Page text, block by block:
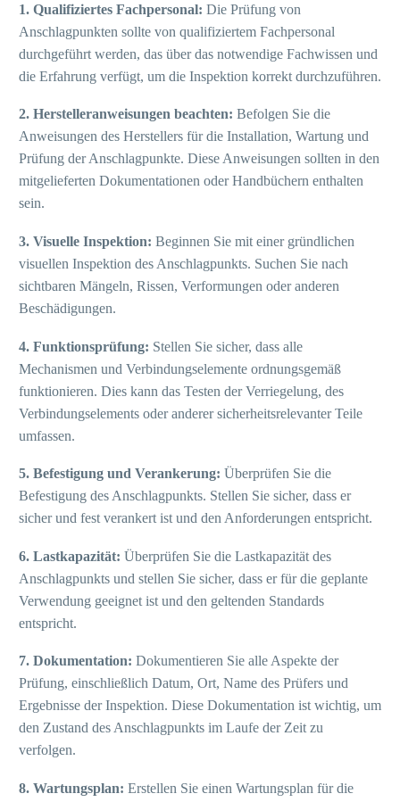
1. Qualifiziertes Fachpersonal: Die Prüfung von
Anschlagpunkten sollte von qualifiziertem Fachpersonal
durchgeführt werden, das über das notwendige Fachwissen und
die Erfahrung verfügt, um die Inspektion korrekt durchzuführen.
2. Herstelleranweisungen beachten: Befolgen Sie die
Anweisungen des Herstellers für die Installation, Wartung und
Prüfung der Anschlagpunkte. Diese Anweisungen sollten in den
mitgelieferten Dokumentationen oder Handbüchern enthalten
sein.
3. Visuelle Inspektion: Beginnen Sie mit einer gründlichen
visuellen Inspektion des Anschlagpunkts. Suchen Sie nach
sichtbaren Mängeln, Rissen, Verformungen oder anderen
Beschädigungen.
4. Funktionsprüfung: Stellen Sie sicher, dass alle
Mechanismen und Verbindungselemente ordnungsgemäß
funktionieren. Dies kann das Testen der Verriegelung, des
Verbindungselements oder anderer sicherheitsrelevanter Teile
umfassen.
5. Befestigung und Verankerung: Überprüfen Sie die
Befestigung des Anschlagpunkts. Stellen Sie sicher, dass er
sicher und fest verankert ist und den Anforderungen entspricht.
6. Lastkapazität: Überprüfen Sie die Lastkapazität des
Anschlagpunkts und stellen Sie sicher, dass er für die geplante
Verwendung geeignet ist und den geltenden Standards
entspricht.
7. Dokumentation: Dokumentieren Sie alle Aspekte der
Prüfung, einschließlich Datum, Ort, Name des Prüfers und
Ergebnisse der Inspektion. Diese Dokumentation ist wichtig, um
den Zustand des Anschlagpunkts im Laufe der Zeit zu
verfolgen.
8. Wartungsplan: Erstellen Sie einen Wartungsplan für die